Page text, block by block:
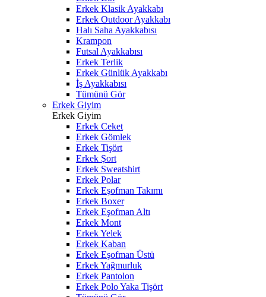
Erkek Klasik Ayakkabı
Erkek Outdoor Ayakkabı
Halı Saha Ayakkabısı
Krampon
Futsal Ayakkabısı
Erkek Terlik
Erkek Günlük Ayakkabı
İş Ayakkabısı
Tümünü Gör
Erkek Giyim
Erkek Giyim
Erkek Ceket
Erkek Gömlek
Erkek Tişört
Erkek Şort
Erkek Sweatshirt
Erkek Polar
Erkek Eşofman Takımı
Erkek Boxer
Erkek Eşofman Altı
Erkek Mont
Erkek Yelek
Erkek Kaban
Erkek Eşofman Üstü
Erkek Yağmurluk
Erkek Pantolon
Erkek Polo Yaka Tişört